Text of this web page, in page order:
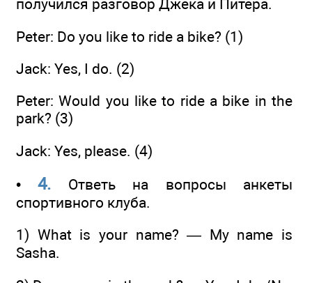
получился разговор Джека и Питера.
Peter: Do you like to ride a bike? (1)
Jack: Yes, I do. (2)
Peter: Would you like to ride a bike in the
park? (3)
Jack: Yes, please. (4)
•4. Ответь на вопросы анкеты
спортивного клуба.
1) What is your name? — My name is
Sasha.